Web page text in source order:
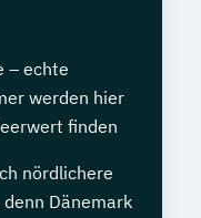
– echte
werden hier
finden
nördlichere
Dänemark